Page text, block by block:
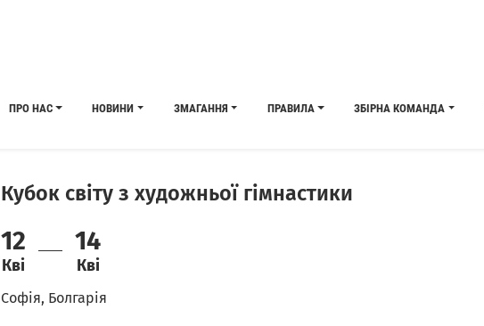
ПРО НАС НОВИНИ ЗМАГАННЯ ПРАВИЛА ЗБІРНА КОМАНДА
Кубок світу з художньої гімнастики
12
Кві
14
Кві
Софія, Болгарія